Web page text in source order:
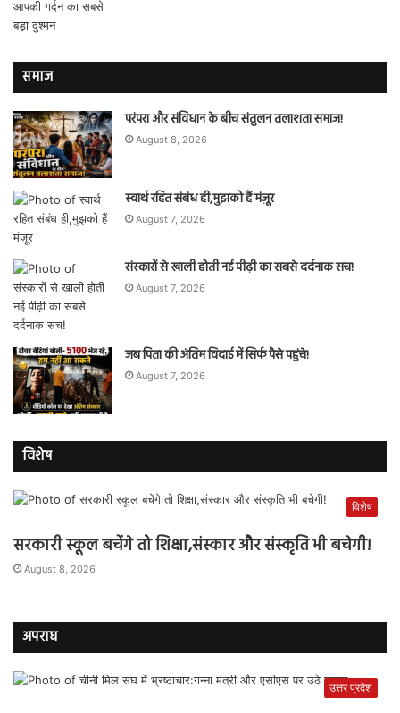
समाज
परंपरा और संविधान के बीच संतुलन तलाशता समाज!
August 8, 2026
स्वार्थ रहित संबंध ही,मुझको हैं मंज़ूर
August 7, 2026
संस्कारों से खाली होती नई पीढ़ी का सबसे दर्दनाक सच!
August 7, 2026
जब पिता की अंतिम विदाई में सिर्फ पैसे पहुंचे!
August 7, 2026
विशेष
विशेष
सरकारी स्कूल बचेंगे तो शिक्षा,संस्कार और संस्कृति भी बचेगी!
August 8, 2026
अपराध
उत्तर प्रदेश